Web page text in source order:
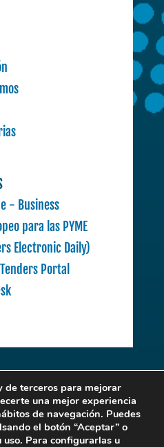
- Business
para las PYME
Electronic Daily)
Portal
porExpertic
de terceros para mejorar
una mejor experiencia
de navegación. Puedes
el botón “Aceptar” o
uso. Para configurarlas u